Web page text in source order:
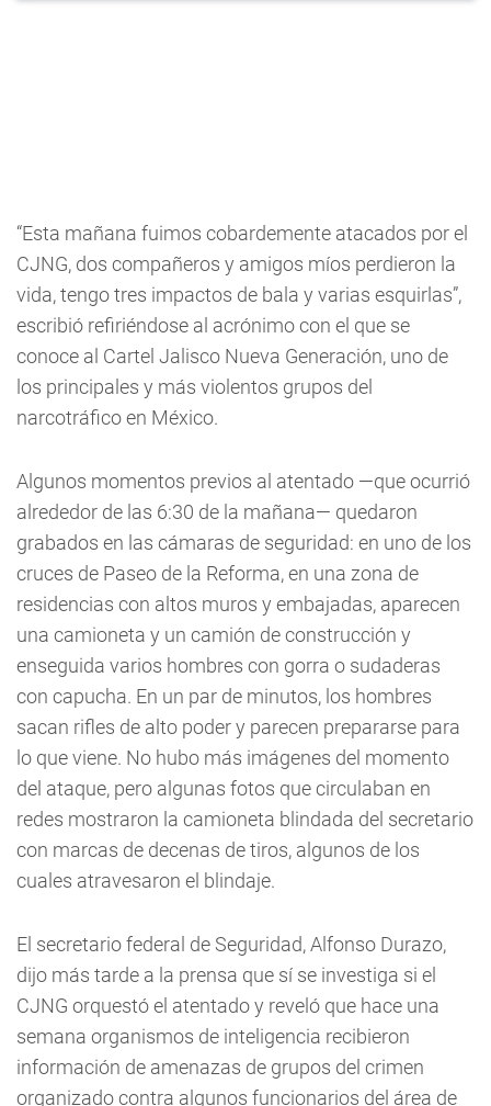
“Esta mañana fuimos cobardemente atacados por el
CJNG, dos compañeros y amigos míos perdieron la
vida, tengo tres impactos de bala y varias esquirlas”,
escribió refiriéndose al acrónimo con el que se
conoce al Cartel Jalisco Nueva Generación, uno de
los principales y más violentos grupos del
narcotráfico en México.
Algunos momentos previos al atentado —que ocurrió
alrededor de las 6:30 de la mañana— quedaron
grabados en las cámaras de seguridad: en uno de los
cruces de Paseo de la Reforma, en una zona de
residencias con altos muros y embajadas, aparecen
una camioneta y un camión de construcción y
enseguida varios hombres con gorra o sudaderas
con capucha. En un par de minutos, los hombres
sacan rifles de alto poder y parecen prepararse para
lo que viene. No hubo más imágenes del momento
del ataque, pero algunas fotos que circulaban en
redes mostraron la camioneta blindada del secretario
con marcas de decenas de tiros, algunos de los
cuales atravesaron el blindaje.
El secretario federal de Seguridad, Alfonso Durazo,
dijo más tarde a la prensa que sí se investiga si el
CJNG orquestó el atentado y reveló que hace una
semana organismos de inteligencia recibieron
información de amenazas de grupos del crimen
organizado contra algunos funcionarios del área de